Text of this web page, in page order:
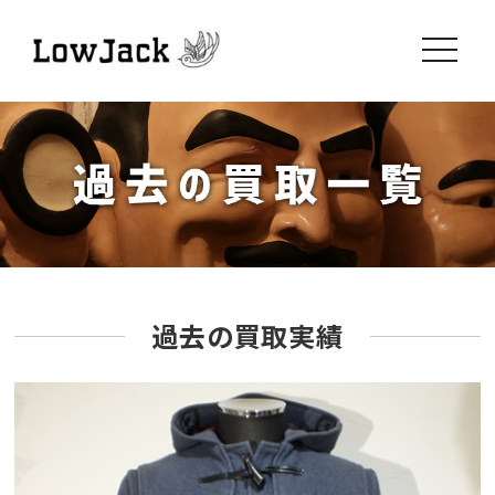
toggle
過去の買取実績